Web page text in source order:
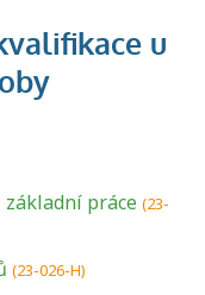
práce (23-
(23-026-H)
kvalifikací.